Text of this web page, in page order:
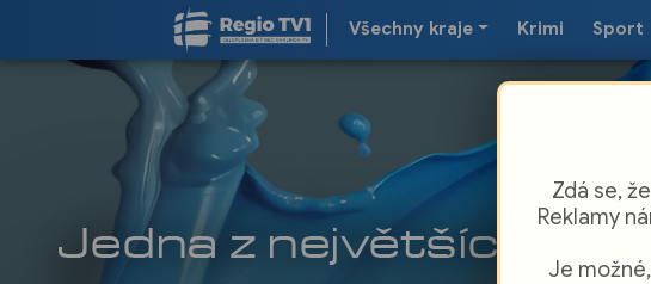
Všechny kraje Krimi Sport
Zdá se,
Reklamy
Je